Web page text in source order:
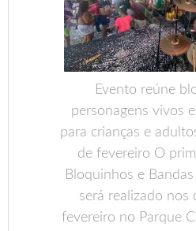
Evento reúne
personagens vivos
para crianças e
de fevereiro O
Bloquinhos e
será realizado nos
fevereiro no Parque